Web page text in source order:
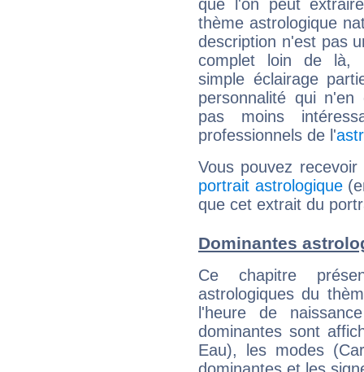
que l'on peut
thème astrologique
description n'est pas
complet loin de là,
simple éclairage
personnalité qui n'en
pas moins
professionnels de l'
Vous pouvez
portrait astrologique
que cet extrait du
Dominantes
Ce chapitre
astrologiques du
l'heure de
dominantes sont
Eau), les modes